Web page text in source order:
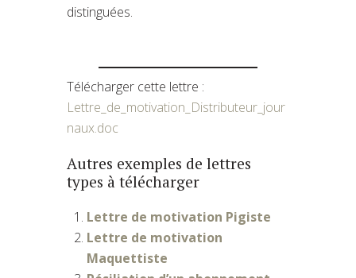
distinguées.
Télécharger cette lettre :
Lettre_de_motivation_Distributeur_jour
naux.doc
Autres exemples de lettres
types à télécharger
Lettre de motivation Pigiste
Lettre de motivation
Maquettiste